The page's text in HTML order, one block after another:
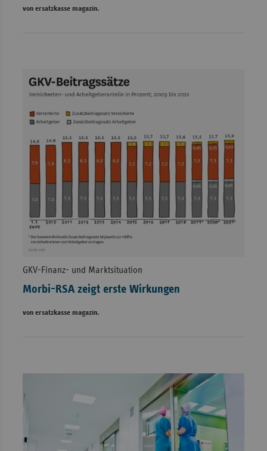
von ersatzkasse magazin.
GKV-Finanz- und Marktsituation
Morbi-RSA zeigt erste Wirkungen
von ersatzkasse magazin.